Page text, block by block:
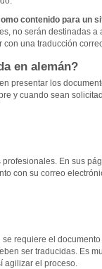
contenido para un
no serán destinadas a
con una traducción
en alemán?
presentar los
y cuando sean
En sus
con su correo
requiere el
ser traducidas. Es
agilizar el proceso.